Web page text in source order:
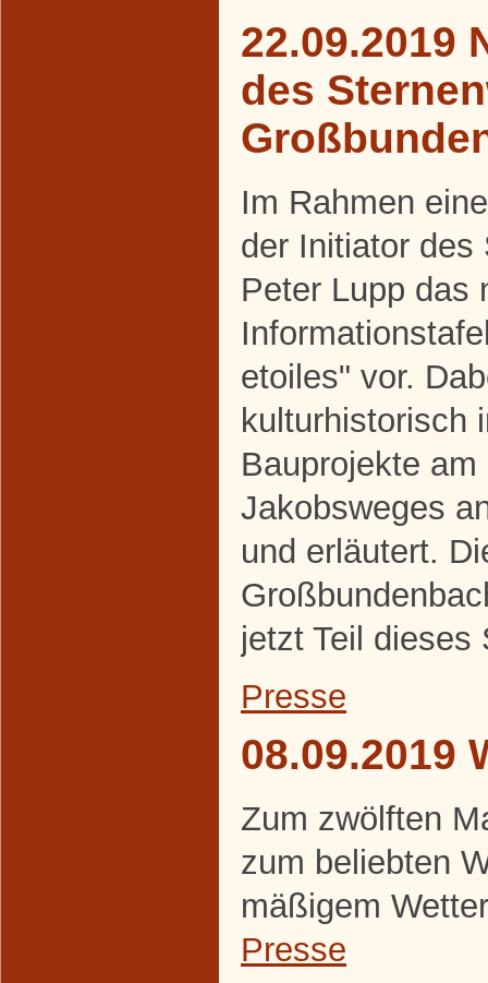
22.09.2019
des
Im Rahmen
der Initiator des
Peter Lupp das
etoiles" vor.
kulturhistorisch
Bauprojekte
Jakobsweges
und erläutert.
jetzt Teil dieses
Presse
08.09.2019
Zum zwölften
zum beliebten
mäßigem
Presse